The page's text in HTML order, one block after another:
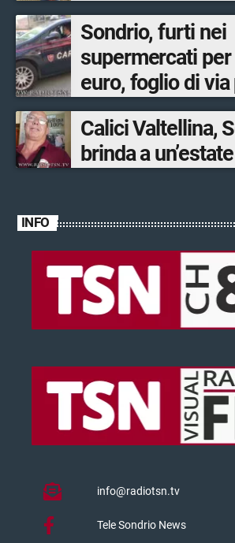
Sondrio, furti nei
supermercati
euro, foglio di via
ventinovenne
Calici Valtellina,
brinda a
INFO
info@radiotsn.tv
Tele Sondrio News